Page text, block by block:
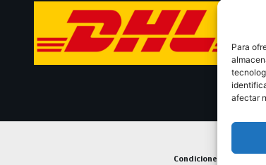
Para
afectar
Condiciones